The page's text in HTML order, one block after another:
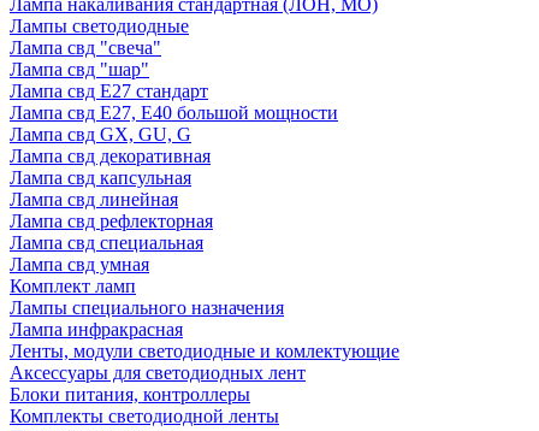
Лампа накаливания стандартная (ЛОН, МО)
Лампы светодиодные
Лампа свд "свеча"
Лампа свд "шар"
Лампа свд E27 стандарт
Лампа свд E27, Е40 большой мощности
Лампа свд GX, GU, G
Лампа свд декоративная
Лампа свд капсульная
Лампа свд линейная
Лампа свд рефлекторная
Лампа свд специальная
Лампа свд умная
Комплект ламп
Лампы специального назначения
Лампа инфракрасная
Ленты, модули светодиодные и комлектующие
Аксессуары для светодиодных лент
Блоки питания, контроллеры
Комплекты светодиодной ленты